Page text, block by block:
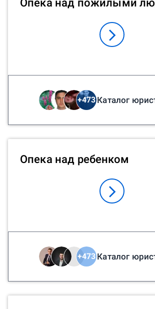
Опека над пожилыми
+473Каталог
Опека над ребенком
+473Каталог